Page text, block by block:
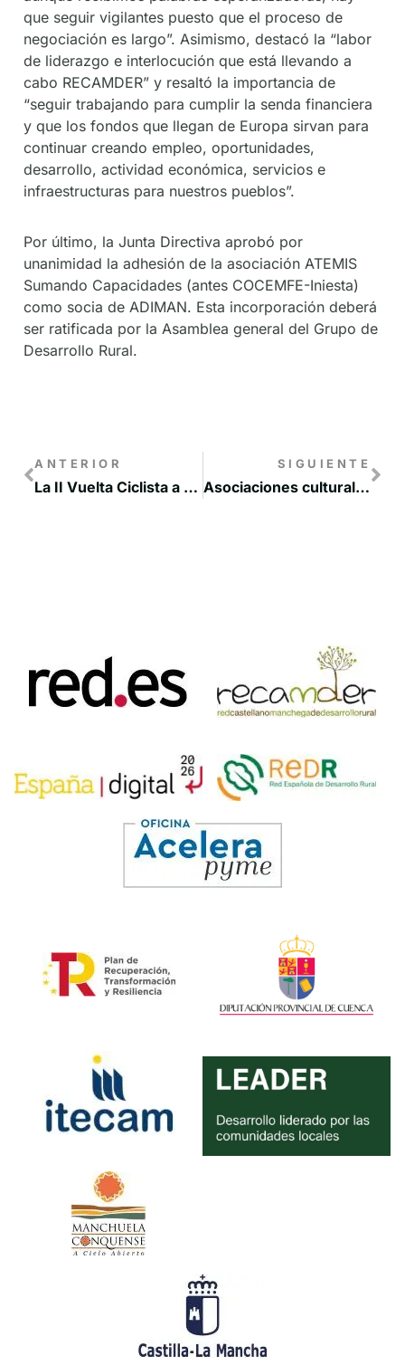
que seguir vigilantes puesto que el proceso de
negociación es largo”. Asimismo, destacó la “labor
de liderazgo e interlocución que está llevando a
cabo RECAMDER” y resaltó la importancia de
“seguir trabajando para cumplir la senda financiera
y que los fondos que llegan de Europa sirvan para
continuar creando empleo, oportunidades,
desarrollo, actividad económica, servicios e
infraestructuras para nuestros pueblos”.
Por último, la Junta Directiva aprobó por
unanimidad la adhesión de la asociación ATEMIS
Sumando Capacidades (antes COCEMFE-Iniesta)
como socia de ADIMAN. Esta incorporación deberá
ser ratificada por la Asamblea general del Grupo de
Desarrollo Rural.
ANTERIOR
La II Vuelta Ciclista a Castilla-La Mancha Leader recorrerá, del 7 al 13 de agosto, más de 1.000 kilómetros y 102 municipios
SIGUIENTE
Asociaciones culturales y sociosanitarias, artesanos y empresas de reciclaje ya pueden solicitar las ayudas Leader de las nuevas convocatorias de ADIMAN